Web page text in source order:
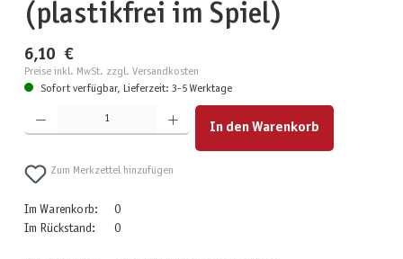
(plastikfrei im Spiel)
6,10 €
Preise inkl. MwSt. zzgl. Versandkosten
Sofort verfügbar, Lieferzeit: 3-5 Werktage
Produkt Anzahl: Gib den gewünschten Wert ein oder benutze die Schaltflächen um die Anzahl zu
In den Warenkorb
Zum Merkzettel hinzufügen
Im Warenkorb:
0
Im Rückstand:
0